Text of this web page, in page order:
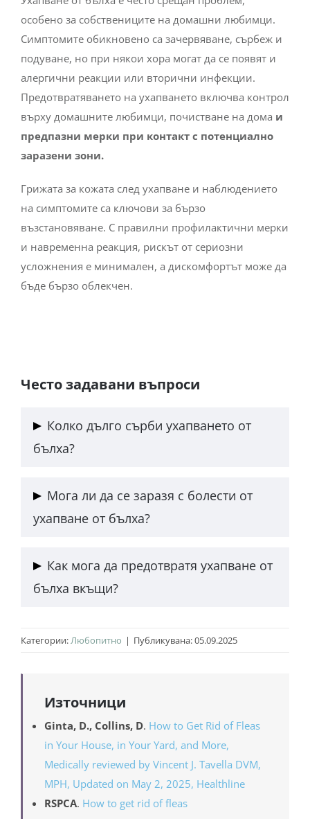
особено за собствениците на домашни любимци.
Симптомите обикновено са зачервяване, сърбеж и
подуване, но при някои хора могат да се появят и
алергични реакции или вторични инфекции.
Предотвратяването на ухапването включва контрол
върху домашните любимци, почистване на дома и
предпазни мерки при контакт с потенциално
заразени зони.
Грижата за кожата след ухапване и наблюдението
на симптомите са ключови за бързо
възстановяване. С правилни профилактични мерки
и навременна реакция, рискът от сериозни
усложнения е минимален, а дискомфортът може да
бъде бързо облекчен.
Често задавани въпроси
Колко дълго сърби ухапването от
бълха?
часа до няколко дни, в зависимост от
чувствителността на кожата и реакцията на
чувствителна кожа може да се задържи по-дълго.
Мога ли да се заразя с болести от
ухапване от бълха?
бактерии като тези, причиняващи котешка
треска или тения. Поддържането на домашните
Как мога да предотвратя ухапване от
бълха вкъщи?
противопаразитни средства, почистване на
контролиране на популацията на бълхите.
Използването на защитни дрехи и обувки при
разходки на места с бълхи също намалява риска.
Категории:Любопитно | Публикувана: 05.09.2025
Източници
Ginta, D., Collins, D. How to Get Rid of Fleas
in Your House, in Your Yard, and More,
Medically reviewed by Vincent J. Tavella DVM,
MPH, Updated on May 2, 2025, Healthline
RSPCA. How to get rid of fleas